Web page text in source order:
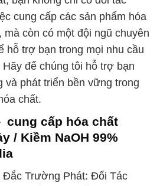
cung cấp các sản phẩm hóa
còn có một đội ngũ chuyên
hỗ trợ bạn trong mọi nhu cầu
để chúng tôi hỗ trợ bạn
và phát triển bền vững trong
chất.
cung cấp hóa chất
/ Kiềm NaOH 99%
Đắc Trường Phát: Đối Tác